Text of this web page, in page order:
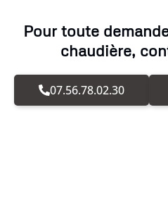
Pour toute
chaudière,
07.56.78.02.30